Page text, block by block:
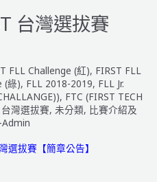
台灣選拔賽
FLL Challenge (紅), FIRST FLL
(綠), FLL 2018-2019, FLL Jr.
, FTC (FIRST TECH
台灣選拔賽, 未分類, 比賽介紹及
Admin
選拔賽【簡章公告】